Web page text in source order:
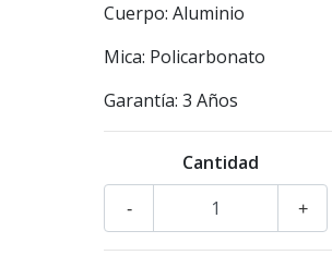
Cuerpo: Aluminio
Mica: Policarbonato
Garantía: 3 Años
Cantidad
+
-